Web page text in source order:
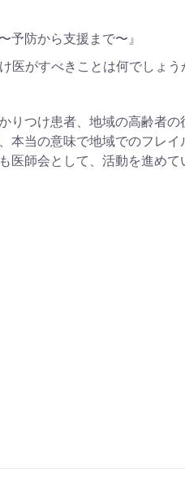
予防から支援まで〜』
医がすべきことは何でしょう
りつけ患者、地域の高齢者の
本当の意味で地域でのフレイ
医師会として、活動を進めて